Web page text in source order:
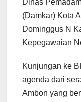
Dinas
(Damkar) Kota
Dominggus N
Kepegawaian
Kunjungan ke
agenda dari
Ambon yang